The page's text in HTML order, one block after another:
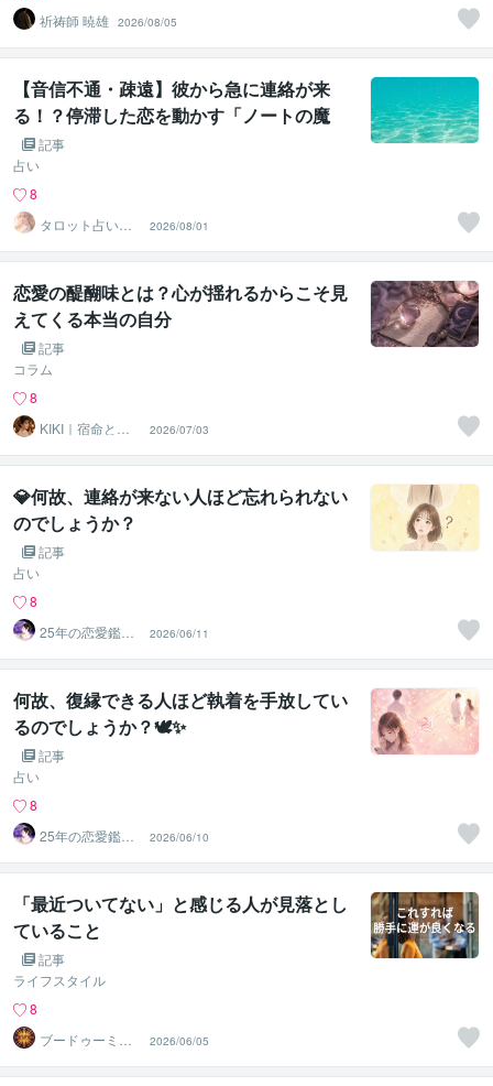
祈祷師 暁雄 2026/08/05
【音信不通・疎遠】彼から急に連絡が来
る！？停滞した恋を動かす「ノートの魔
法」🔮✨
記事
占い
8
タロット占い師
✧︎ 白雪 ໒꒱· ﾟ
2026/08/01
恋愛の醍醐味とは？心が揺れるからこそ見
えてくる本当の自分
記事
コラム
8
KIKI｜宿命と本
音を読み解く鑑
定
2026/07/03
💎何故、連絡が来ない人ほど忘れられない
のでしょうか？
記事
占い
8
25年の恋愛鑑定
師✡️羅阿舞_rao
ma
2026/06/11
何故、復縁できる人ほど執着を手放してい
るのでしょうか？🕊️✨
記事
占い
8
25年の恋愛鑑定
師✡️羅阿舞_rao
ma
2026/06/10
「最近ついてない」と感じる人が見落とし
ていること
記事
ライフスタイル
8
ブードゥーミラ
クルの愛
2026/06/05